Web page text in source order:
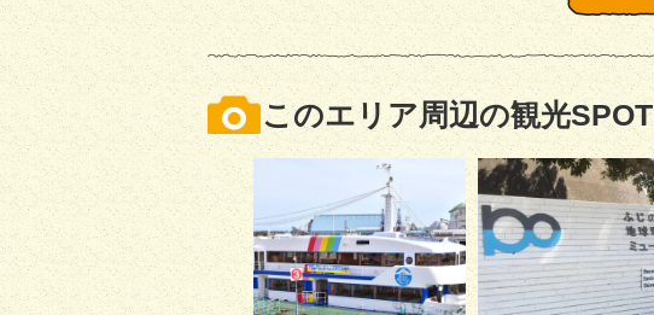
このエリア周辺の観光SPOT